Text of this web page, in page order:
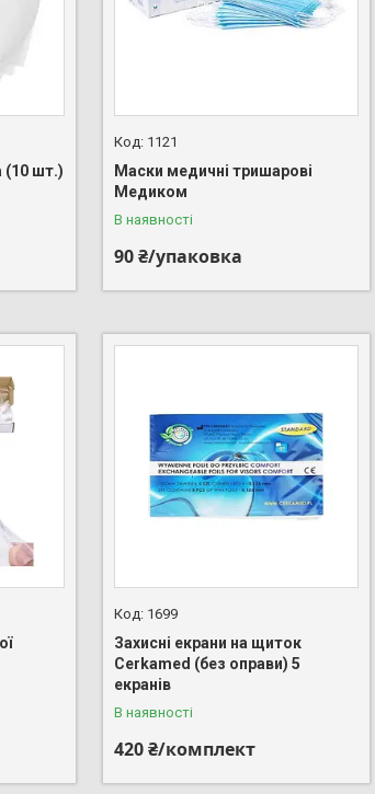
(10 шт.)
1121
Маски медичні тришарові
Медиком
В наявності
90 ₴/упаковка
1699
Захисні екрани на щиток
Cerkamed (без оправи) 5
екранів
В наявності
420 ₴/комплект